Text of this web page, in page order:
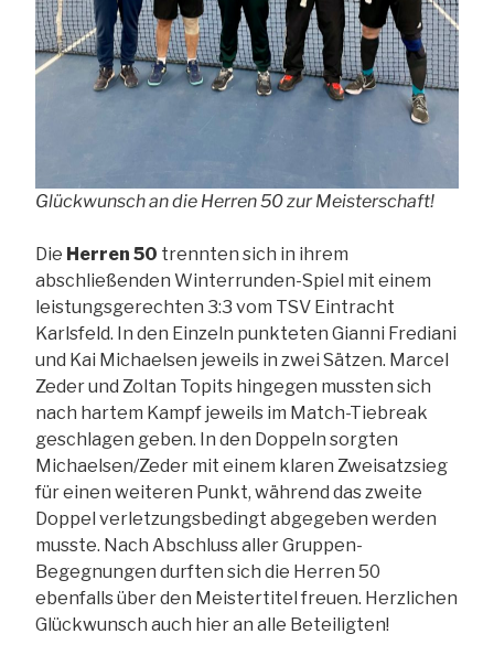
Glückwunsch an die Herren 50 zur Meisterschaft!
Die Herren 50 trennten sich in ihrem
abschließenden Winterrunden-Spiel mit einem
leistungsgerechten 3:3 vom TSV Eintracht
Karlsfeld. In den Einzeln punkteten Gianni Frediani
und Kai Michaelsen jeweils in zwei Sätzen. Marcel
Zeder und Zoltan Topits hingegen mussten sich
nach hartem Kampf jeweils im Match-Tiebreak
geschlagen geben. In den Doppeln sorgten
Michaelsen/Zeder mit einem klaren Zweisatzsieg
für einen weiteren Punkt, während das zweite
Doppel verletzungsbedingt abgegeben werden
musste. Nach Abschluss aller Gruppen-
Begegnungen durften sich die Herren 50
ebenfalls über den Meistertitel freuen. Herzlichen
Glückwunsch auch hier an alle Beteiligten!